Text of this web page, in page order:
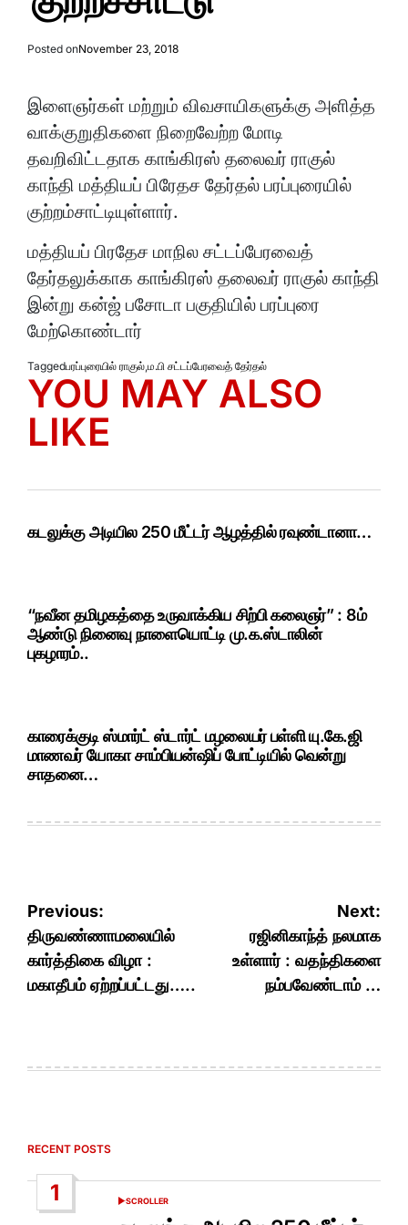
Posted onNovember 23, 2018
இளைஞர்கள் மற்றும் விவசாயிகளுக்கு அளித்த
வாக்குறுதிகளை நிறைவேற்ற மோடி
தவறிவிட்டதாக காங்கிரஸ் தலைவர் ராகுல்
காந்தி மத்தியப் பிரேதச தேர்தல் பரப்புரையில்
குற்றம்சாட்டியுள்ளார்.
மத்தியப் பிரதேச மாநில சட்டப்பேரவைத்
தேர்தலுக்காக காங்கிரஸ் தலைவர் ராகுல் காந்தி
இன்று கன்ஜ் பசோடா பகுதியில் பரப்புரை
மேற்கொண்டார்
Taggedபரப்புரையில் ராகுல்,ம.பி சட்டப்பேரவைத் தேர்தல்
YOU MAY ALSO
LIKE
கடலுக்கு அடியில 250 மீட்டர் ஆழத்தில் ரவுண்டானா…
“நவீன தமிழகத்தை உருவாக்கிய சிற்பி கலைஞர்” : 8ம்
ஆண்டு நினைவு நாளையொட்டி மு.க.ஸ்டாலின்
புகழாரம்..
காரைக்குடி ஸ்மார்ட் ஸ்டார்ட் மழலையர் பள்ளி யு.கே.ஜி
மாணவர் யோகா சாம்பியன்ஷிப் போட்டியில் வென்று
சாதனை…
Post
navigation
Previous:
திருவண்ணாமலையில்
கார்த்திகை விழா :
மகாதீபம் ஏற்றப்பட்டது…..
Next:
ரஜினிகாந்த் நலமாக
உள்ளார் : வதந்திகளை
நம்பவேண்டாம் …
RECENT POSTS
1
POSTED
SCROLLER